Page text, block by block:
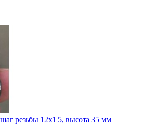
резьбы 12x1.5, высота 35 мм